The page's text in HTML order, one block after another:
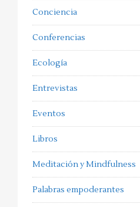
Conciencia
Conferencias
Ecología
Entrevistas
Eventos
Libros
Meditación y Mindfulness
Palabras empoderantes